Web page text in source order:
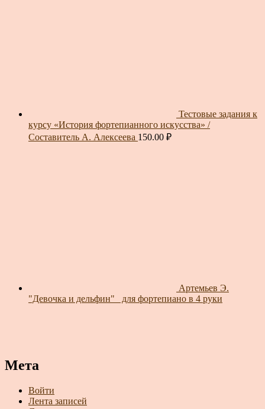
Тестовые задания к
курсу «История фортепианного искусства» /
Составитель А. Алексеева 150.00 ₽
Артемьев Э.
"Девочка и дельфин"_ для фортепиано в 4 руки
Мета
Войти
Лента записей